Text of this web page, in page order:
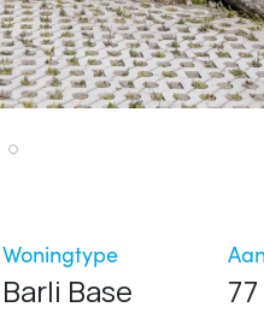
Woningtype
Barli Base